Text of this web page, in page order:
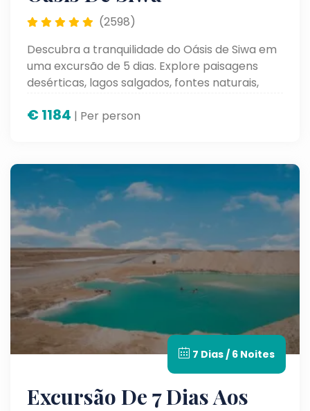
(2598)
Descubra a tranquilidade do Oásis de Siwa em
uma excursão de 5 dias. Explore paisagens
desérticas, lagos salgados, fontes naturais,
deste destino fascinante.
€1184 | Per person
7 Dias / 6 Noites
Excursão De 7 Dias Aos